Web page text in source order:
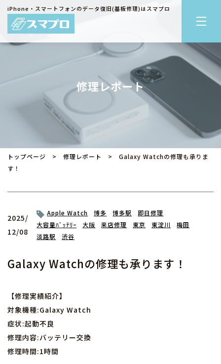
iPhone・スマートフォンのデータ復旧(基板修理)はスマプロ
修理レポート
トップページ > 修理レポート
> Galaxy Watchの修理も承りま
す！
2025/
12/08
Apple Watch 博多 博多駅
即日修理
大容量ﾊﾞｯﾃﾘｰ
大阪 来店修理 東京 東淀川
梅田
淡路駅
渋谷
Galaxy Watchの修理も承ります！
【修理実績紹介】
対象機種:Galaxy Watch
症状:起動不良
修理内容:バッテリー交換
修理時間:1時間